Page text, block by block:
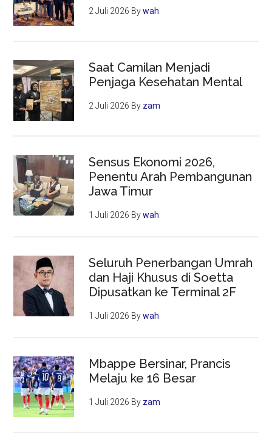
2 Juli 2026 Bywah
Saat Camilan Menjadi
Penjaga Kesehatan Mental
2 Juli 2026 By zam
Sensus Ekonomi 2026,
Penentu Arah Pembangunan
Jawa Timur
1 Juli 2026 Bywah
Seluruh Penerbangan Umrah
dan Haji Khusus di Soetta
Dipusatkan ke Terminal 2F
1 Juli 2026 Bywah
Mbappe Bersinar, Prancis
Melaju ke 16 Besar
1 Juli 2026 By zam